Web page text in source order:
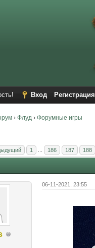
Вход Регистрация
› Флуд › Форумные игры
1 186 187 188
06-11-2021, 23:55